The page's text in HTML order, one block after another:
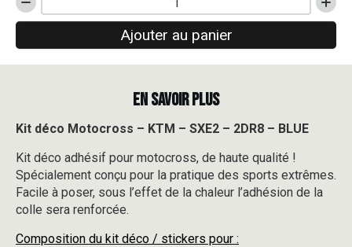
quantité
de
déco
Motocross
SXE2
2DR8
-
BLUE
Ajouter au panier
EN SAVOIR PLUS
Kit déco Motocross – KTM – SXE2 – 2DR8 – BLUE
Kit déco adhésif pour motocross, de haute qualité !
Spécialement conçu pour la pratique des sports extrêmes.
Facile à poser, sous l’effet de la chaleur l’adhésion de la
colle sera renforcée.
Composition du kit déco / stickers pour :